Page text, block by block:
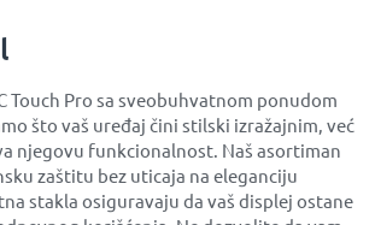
Touch Pro sa sveobuhvatnom ponudom
što vaš uređaj čini stilski izražajnim, već
njegovu funkcionalnost. Naš asortiman
zaštitu bez uticaja na eleganciju
stakla osiguravaju da vaš displej ostane